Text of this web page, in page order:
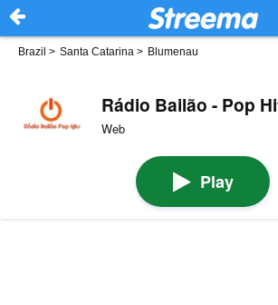
Brazil > Santa Catarina > Blumenau
Rádio Bailão - Pop
Web
Play